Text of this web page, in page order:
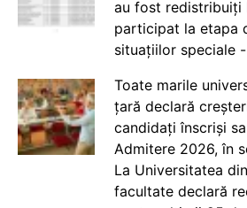
au fost redistribuiți
participat la etapa
situațiilor speciale
Toate marile
țară declară
candidați înscriși
Admitere 2026, în
La Universitatea
facultate declară